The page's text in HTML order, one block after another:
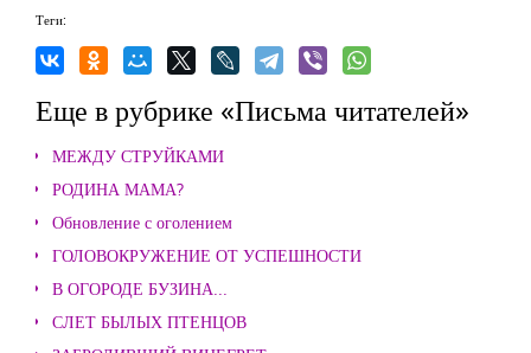
Теги:
Еще в рубрике «Письма читателей»
МЕЖДУ СТРУЙКАМИ
РОДИНА МАМА?
Обновление с оголением
ГОЛОВОКРУЖЕНИЕ ОТ УСПЕШНОСТИ
В ОГОРОДЕ БУЗИНА...
СЛЕТ БЫЛЫХ ПТЕНЦОВ